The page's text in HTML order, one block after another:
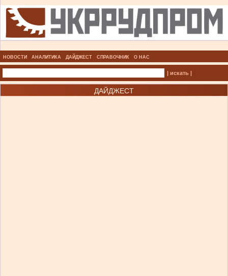
НОВОСТИ АНАЛИТИКА ДАЙДЖЕСТ СПРАВОЧНИК О НАС
| искать |
ДАЙДЖЕСТ